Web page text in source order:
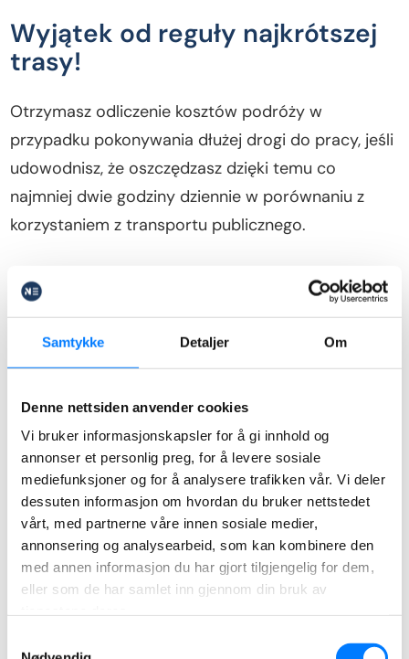
Samtykke Detaljer Om
Denne nettsiden anvender cookies
Vi bruker informasjonskapsler for å gi innhold og
annonser et personlig preg, for å levere sosiale
mediefunksjoner og for å analysere trafikken vår. Vi deler
dessuten informasjon om hvordan du bruker nettstedet
vårt, med partnerne våre innen sosiale medier,
annonsering og analysearbeid, som kan kombinere den
med annen informasjon du har gjort tilgjengelig for dem,
eller som de har samlet inn gjennom din bruk av
Wyjątek od reguły najkrótszej
trasy!
Otrzymasz odliczenie kosztów podróży w
przypadku pokonywania dłużej drogi do pracy, jeśli
udowodnisz, że oszczędzasz dzięki temu co
najmniej dwie godziny dziennie w porównaniu z
korzystaniem z transportu publicznego.
Dojazdy do pracy w Norwegii
– jak wygląda ulga
podatkowa w praktyce?
niewielki(np. kilka kilometrów), to przy
typowych 200–230 dniach pracy roczne
koszty dojazdów mogąnie przekroczyć 15
250 NOK
, więculga wyniesie 0 NOK
Przy dłužszych trasach(np. 30–40 km w
jedną stronę) często już sam dojazd
przekracza wkład własny – a dodatkowo
opłaty za bom / prom mogą jeszcze zwiększyć
kwotę ulgi.
NOK) to
– ponad tę kwotę